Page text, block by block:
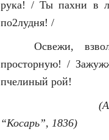
рука! / Ты пахни в
по2лудня! /
Освежи,
просторную! /
пчелиный рой!
“Косарь”, 1836)